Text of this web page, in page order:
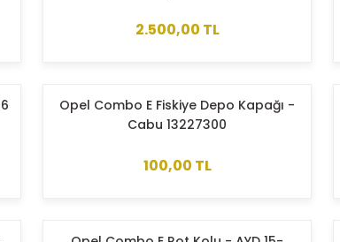
2.500,00 TL
Opel Combo E Fiskiye Depo Kapağı -
Cabu 13227300
100,00 TL